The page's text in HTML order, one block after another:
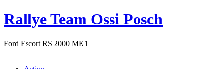
Rallye Team Ossi Posch
Ford Escort RS 2000 MK1